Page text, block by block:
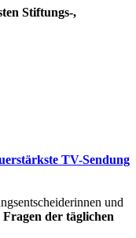
Stiftungs-,
TV-Sendung
und
der täglichen